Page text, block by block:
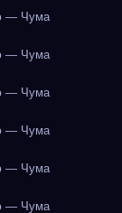
— Чума
— Чума
— Чума
— Чума
— Чума
— Чума